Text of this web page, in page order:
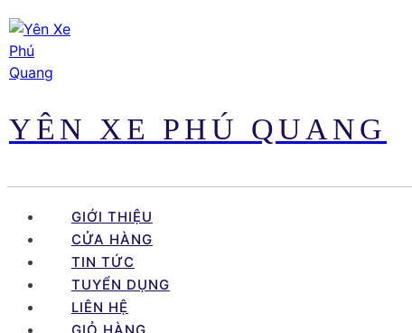
Skip
content
YÊN XE PHÚ QUANG
GIỚI THIỆU
CỬA HÀNG
TIN TỨC
TUYỂN DỤNG
LIÊN HỆ